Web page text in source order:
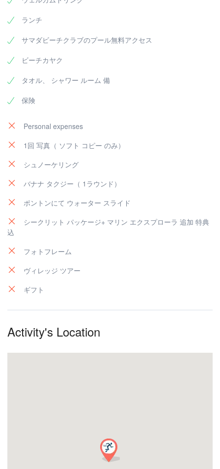
ランチ
サマダビーチクラブのプール無料アクセス
ビーチカヤク
タオル、 シャワー ルーム 備
保険
Personal expenses
1回 写真（ ソフト コピー のみ）
シュノーケリング
バナナ タクジー（ 1ラウンド）
ポントンにて ウォーター スライド
シークリット パッケージ+ マリン エクスプローラ 追加 特典
込
フォトフレーム
ヴィレッジ ツアー
ギフト
Activity's Location